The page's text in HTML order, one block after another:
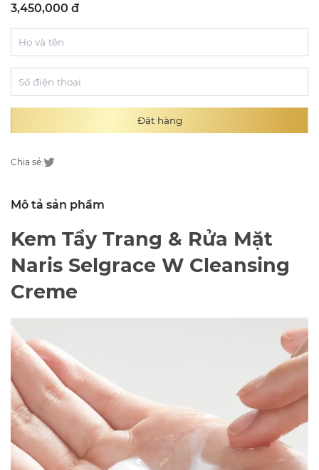
3,450,000 đ
Đặt hàng
Chia sẻ:
Mô tả sản phẩm
Kem Tẩy Trang & Rửa Mặt
Naris Selgrace W Cleansing
Creme